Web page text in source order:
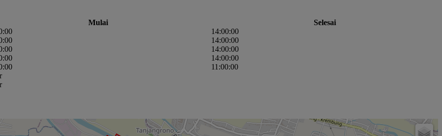
DESA
Mulai
Selesai
14:00:00
14:00:00
14:00:00
14:00:00
11:00:00